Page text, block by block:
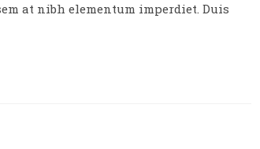
at nibh elementum imperdiet. Duis